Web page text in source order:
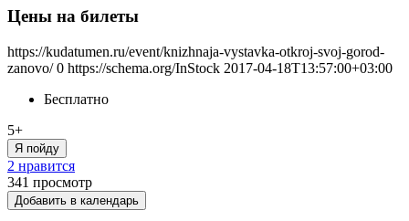
Цены на билеты
https://kudatumen.ru/event/knizhnaja-vystavka-otkroj-svoj-gorod-
zanovo/ 0 https://schema.org/InStock 2017-04-18T13:57:00+03:00
Бесплатно
5+
Я пойду
2 нравится
341 просмотр
Добавить в календарь